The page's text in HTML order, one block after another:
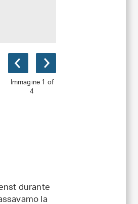
Immagine 1 of
4
durante
la